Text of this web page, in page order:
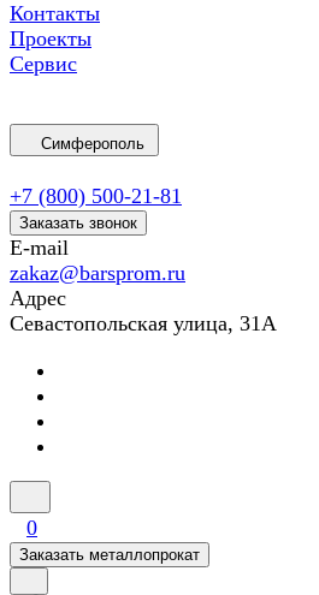
Контакты
Проекты
Сервис
Симферополь
+7 (800) 500-21-81
Заказать звонок
E-mail
zakaz@barsprom.ru
Адрес
Севастопольская улица, 31А
0
Заказать металлопрокат